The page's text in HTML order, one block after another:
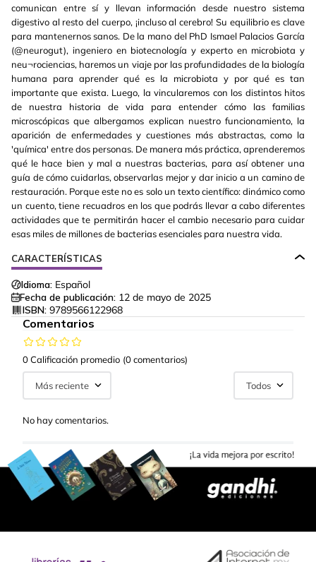
comunican entre sí y llevan información desde nuestro sistema
digestivo al resto del cuerpo, ¡incluso al cerebro! Su equilibrio es clave
para mantenernos sanos. De la mano del PhD Ismael Palacios García
(@neurogut), ingeniero en biotecnología y experto en microbiota y
neu¬rociencias, haremos un viaje por las profundidades de la biología
humana para aprender qué es la microbiota y por qué es tan
importante que exista. Luego, la vincularemos con los distintos hitos
de nuestra historia de vida para entender cómo las familias
microscópicas que albergamos explican nuestro funcionamiento, la
aparición de enfermedades y cuestiones más abstractas, como la
'química' entre dos personas. De manera más práctica, aprenderemos
qué le hace bien y mal a nuestras bacterias, para así obtener una
guía de cómo cuidarlas, observarlas mejor y dar inicio a un camino de
restauración. Porque este no es solo un texto científico: dinámico como
un cuento, tiene recuadros en los que podrás llevar a cabo diferentes
actividades que te permitirán hacer el cambio necesario para cuidar
esas miles de millones de bacterias esenciales para nuestra vida.
CARACTERÍSTICAS
Idioma: Español
Fecha de publicación: 12 de mayo de 2025
ISBN: 9789566122968
Comentarios
0 Calificación promedio (0 comentarios)
Más reciente Todos
No hay comentarios.